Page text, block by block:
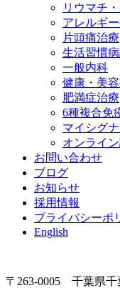
リウマチ
アレルギ
片頭痛治療
生活習慣
一般内科
健康・美
肥満症治療
6種複合免
マイシグ
オンライ
お問い合わせ
ブログ
お知らせ
採用情報
プライバシーポ
English
〒263-0005 千葉県千